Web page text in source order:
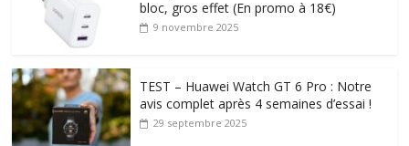
bloc, gros effet (En promo à 18€)
9 novembre 2025
TEST – Huawei Watch GT 6 Pro : Notre
avis complet après 4 semaines d’essai !
29 septembre 2025